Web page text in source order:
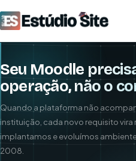
Seu Moodle
operação, não o
Quando a plataforma não
instituição, cada novo requisito vira
implantamos e evoluímos
2008.